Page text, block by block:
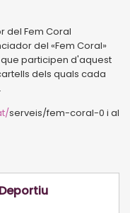
del Fem Coral
del «Fem Coral»
participen d'aquest
dels quals cada
serveis/fem-coral-0 i al